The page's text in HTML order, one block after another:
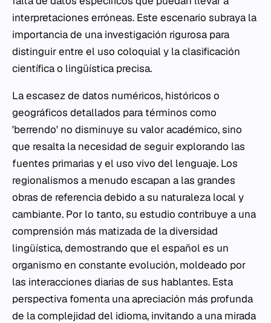
interpretaciones erróneas. Este escenario subraya la
importancia de una investigación rigurosa para
distinguir entre el uso coloquial y la clasificación
científica o lingüística precisa.
La escasez de datos numéricos, históricos o
geográficos detallados para términos como
'berrendo' no disminuye su valor académico, sino
que resalta la necesidad de seguir explorando las
fuentes primarias y el uso vivo del lenguaje. Los
regionalismos a menudo escapan a las grandes
obras de referencia debido a su naturaleza local y
cambiante. Por lo tanto, su estudio contribuye a una
comprensión más matizada de la diversidad
lingüística, demostrando que el español es un
organismo en constante evolución, moldeado por
las interacciones diarias de sus hablantes. Esta
perspectiva fomenta una apreciación más profunda
de la complejidad del idioma, invitando a una mirada